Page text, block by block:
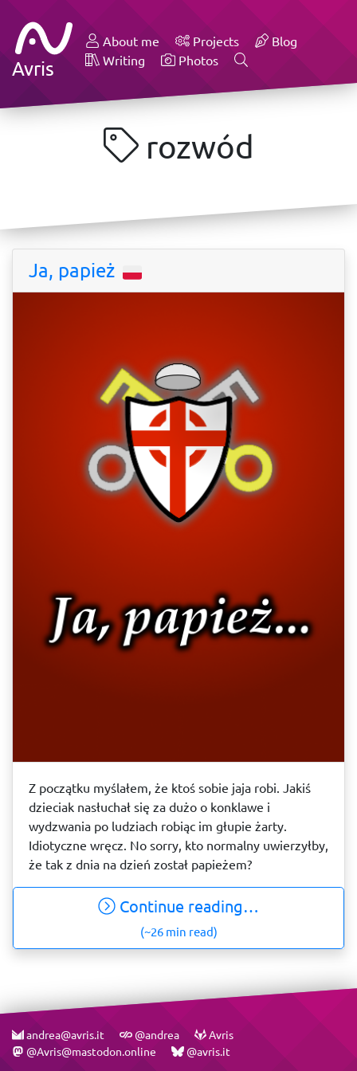
Avris
About me Projects
Blog
Writing
Photos
rozwód
Ja, papież
Z początku myślałem, że ktoś sobie jaja robi. Jakiś
dzieciak nasłuchał się za dużo o konklawe i
wydzwania po ludziach robiąc im głupie żarty.
Idiotyczne wręcz. No sorry, kto normalny uwierzyłby,
że tak z dnia na dzień został papieżem?
Continue reading…
(~26 min read)
andrea@avris.it @andrea
Avris
@Avris@mastodon.online
@avris.it